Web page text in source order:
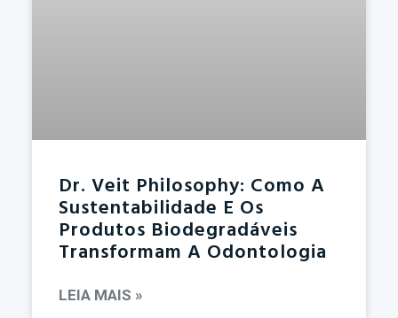
Dr. Veit Philosophy: Como A
Sustentabilidade E Os
Produtos Biodegradáveis
Transformam A Odontologia
LEIA MAIS »